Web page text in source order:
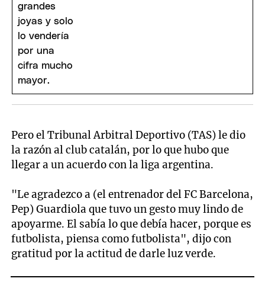
Pero el Tribunal Arbitral Deportivo (TAS) le dio
la razón al club catalán, por lo que hubo que
llegar a un acuerdo con la liga argentina.
"Le agradezco a (el entrenador del FC Barcelona,
Pep) Guardiola que tuvo un gesto muy lindo de
apoyarme. El sabía lo que debía hacer, porque es
futbolista, piensa como futbolista", dijo con
gratitud por la actitud de darle luz verde.